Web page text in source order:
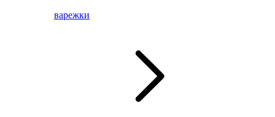
варежки